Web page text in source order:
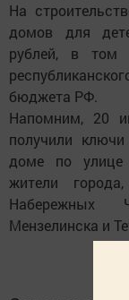
На
домов для
рублей, в
бюджета РФ.
Напомним, 20
получили
доме по улице
жители
Набережных
Мензелинска и